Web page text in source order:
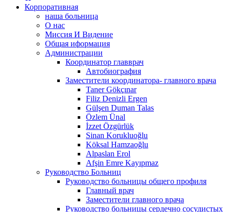
Корпоративная
наша больница
О нас
Миссия И Видение
Общая иформация
Администрации
Координатор главврач
Автобиография
Заместители координатора- главного врача
Taner Gökçınar
Filiz Denizli Ergen
Gülşen Duman Talas
Özlem Ünal
İzzet Özgürlük
Sinan Korukluoğlu
Köksal Hamzaoğlu
Alpaslan Erol
Afşin Emre Kayıpmaz
Руководство Больниц
Руководство больницы общего профиля
Главный врач
Заместители главного врача
Руководство больницы сердечно сосудистых